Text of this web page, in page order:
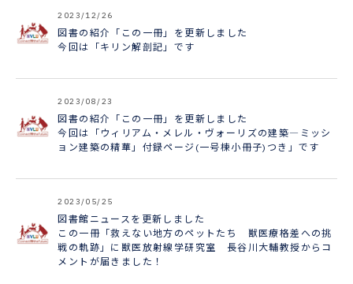
2023/12/26
図書の紹介「この一冊」を更新しました
今回は「キリン解剖記」です
2023/08/23
図書の紹介「この一冊」を更新しました
今回は「ウィリアム・メレル・ヴォーリズの建築―ミッシ
ョン建築の精華」付録ページ(一号棟小冊子)つき」です
2023/05/25
図書館ニュースを更新しました
この一冊「救えない地方のペットたち 獣医療格差への挑
戦の軌跡」に獣医放射線学研究室 長谷川大輔教授からコ
メントが届きました！